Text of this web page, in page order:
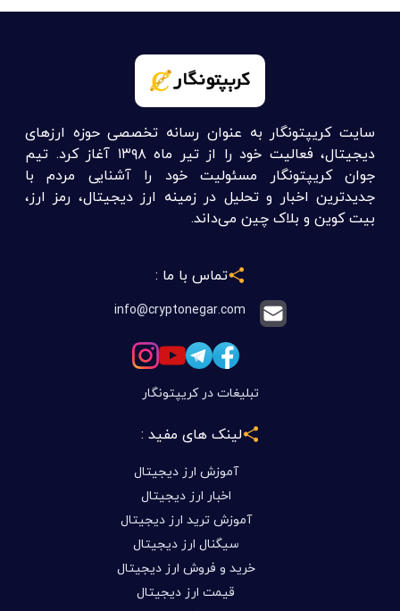
سایت کریپتونگار به عنوان رسانه تخصصی حوزه ارزهای
دیجیتال، فعالیت خود را از تیر ماه ۱۳۹۸ آغاز کرد. تیم
جوان کریپتونگار مسئولیت خود را آشنایی مردم با
جدیدترین اخبار و تحلیل در زمینه ارز دیجیتال، رمز ارز،
بیت کوین و بلاک چین می‌داند.
تماس با ما :
info@cryptonegar.com
تبلیغات در کریپتونگار
لینک های مفید :
آموزش ارز دیجیتال
اخبار ارز دیجیتال
آموزش ترید ارز دیجیتال
سیگنال ارز دیجیتال
خرید و فروش ارز دیجیتال
قیمت ارز دیجیتال